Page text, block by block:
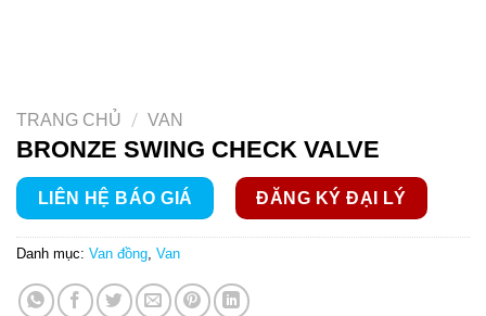
TRANG CHỦ / VAN
BRONZE SWING CHECK VALVE
LIÊN HỆ BÁO GIÁ ĐĂNG KÝ ĐẠI LÝ
Danh mục: Van đồng Van